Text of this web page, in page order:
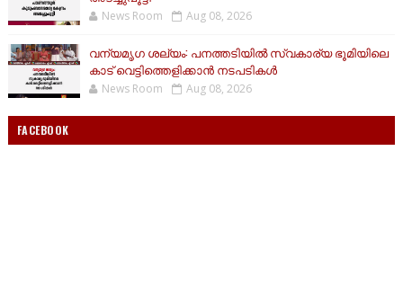
News Room Aug 08, 2026
വന്യമൃഗ ശല്യം: പനത്തടിയിൽ സ്വകാര്യ ഭൂമിയിലെ
കാട് വെട്ടിത്തെളിക്കാൻ നടപടികൾ
News Room Aug 08, 2026
FACEBOOK